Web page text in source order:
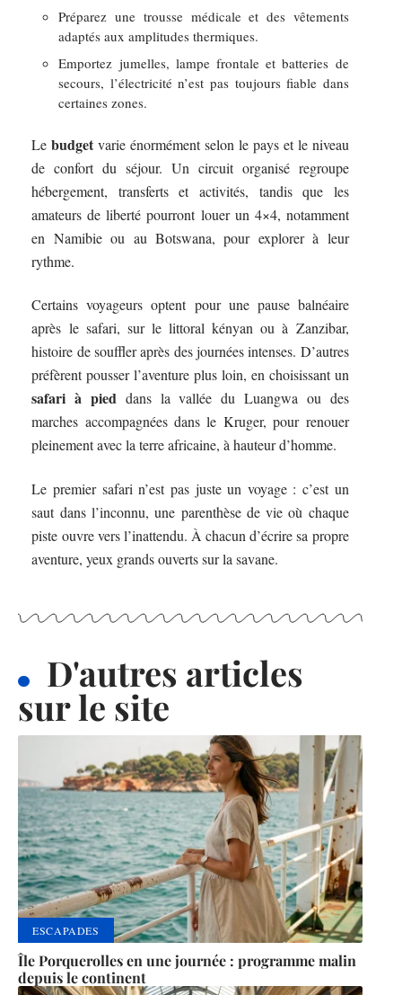
Préparez une trousse médicale et des vêtements
adaptés aux amplitudes thermiques.
Emportez jumelles, lampe frontale et batteries de
secours, l’électricité n’est pas toujours fiable dans
certaines zones.
Lebudget varie énormément selon le pays et le niveau
de confort du séjour. Un circuit organisé regroupe
hébergement, transferts et activités, tandis que les
amateurs de liberté pourront louer un 4×4, notamment
en Namibie ou au Botswana, pour explorer à leur
rythme.
Certains voyageurs optent pour une pause balnéaire
après le safari, sur le littoral kényan ou à Zanzibar,
histoire de souffler après des journées intenses. D’autres
préfèrent pousser l’aventure plus loin, en choisissant un
safari à pieddans la vallée du Luangwa ou des
marches accompagnées dans le Kruger, pour renouer
pleinement avec la terre africaine, à hauteur d’homme.
Le premier safari n’est pas juste un voyage : c’est un
saut dans l’inconnu, une parenthèse de vie où chaque
piste ouvre vers l’inattendu. À chacun d’écrire sa propre
aventure, yeux grands ouverts sur la savane.
D'autres articles
sur le site
ESCAPADES
Île Porquerolles en une journée : programme malin
depuis le continent